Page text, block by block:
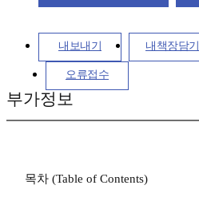
내보내기 내책장담기
오류접수
부가정보
목차 (Table of Contents)